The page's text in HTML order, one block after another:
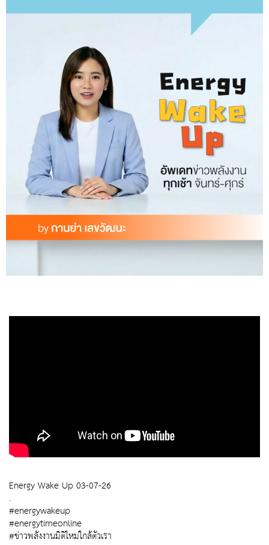
Energy Wake Up 03-07-26
.
#energywakeup
#energytimeonline
#ข่าวพลังงานมิติใหม่ใกล้ตัวเรา